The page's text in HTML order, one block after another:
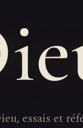
essais et